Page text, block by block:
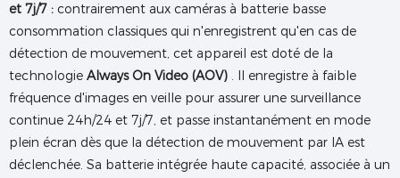
et 7j/7 : contrairement aux caméras à batterie basse
consommation classiques qui n'enregistrent qu'en cas de
détection de mouvement, cet appareil est doté de la
technologie Always On Video (AOV) . Il enregistre à faible
fréquence d'images en veille pour assurer une surveillance
continue 24h/24 et 7j/7, et passe instantanément en mode
plein écran dès que la détection de mouvement par IA est
déclenchée. Sa batterie intégrée haute capacité, associée à un